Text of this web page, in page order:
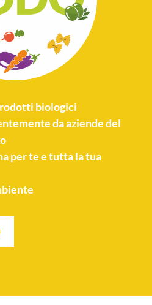
biologici
da aziende del
per te e tutta la tua